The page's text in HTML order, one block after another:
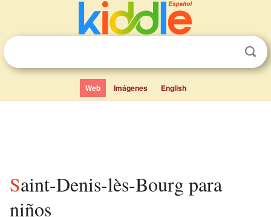
Web Imágenes English
Saint-Denis-lès-Bourg para
niños